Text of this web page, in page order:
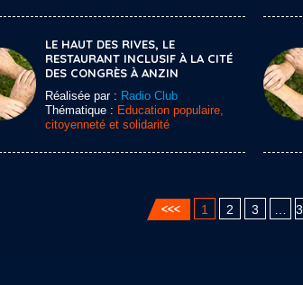
LE HAUT DES RIVES, LE
RESTAURANT INCLUSIF À LA CITÉ
DES CONGRÈS À ANZIN
Réalisée par : Radio Club
Thématique : Education populaire,
citoyenneté et solidarité
1 2 3